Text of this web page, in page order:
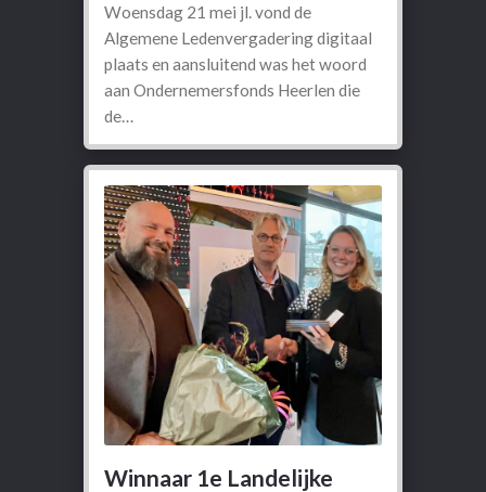
Woensdag 21 mei jl. vond de
Algemene Ledenvergadering digitaal
plaats en aansluitend was het woord
aan Ondernemersfonds Heerlen die
de…
Winnaar 1e Landelijke